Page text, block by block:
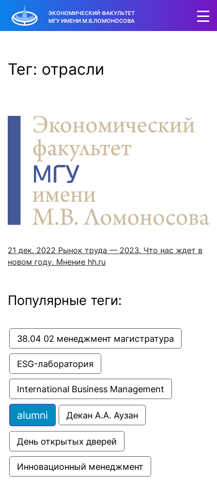
ЭКОНОМИЧЕСКИЙ ФАКУЛЬТЕТ
МГУ ИМЕНИ М.В.ЛОМОНОСОВА
Тег: отрасли
21 дек. 2022 Рынок труда — 2023. Что нас ждет в
новом году. Мнение hh.ru
Популярные теги:
38.04 02 менеджмент магистратура
ESG-лаборатория
International Business Management
alumni Декан А.А. Аузан
День открытых дверей
Инновационный менеджмент